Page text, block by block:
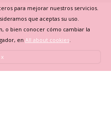
para mejorar nuestros servicios.
que aceptas su uso.
o bien conocer cómo cambiar la
en All about cookies.
x